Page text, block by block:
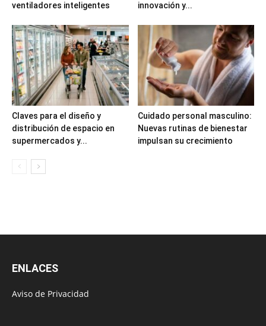
ventiladores inteligentes
innovación y...
Claves para el diseño y
distribución de espacio en
supermercados y...
Cuidado personal masculino:
Nuevas rutinas de bienestar
impulsan su crecimiento
ENLACES
Aviso de Privacidad